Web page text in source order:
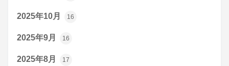
2025年10月 16
2025年9月 16
2025年8月 17